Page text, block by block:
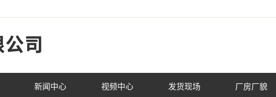
新闻中心 视频中心 发货现场 厂房厂貌